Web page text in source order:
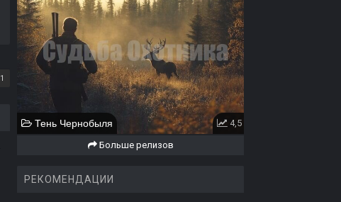
1
Тень Чернобыля 4,5
Больше релизов
РЕКОМЕНДАЦИИ